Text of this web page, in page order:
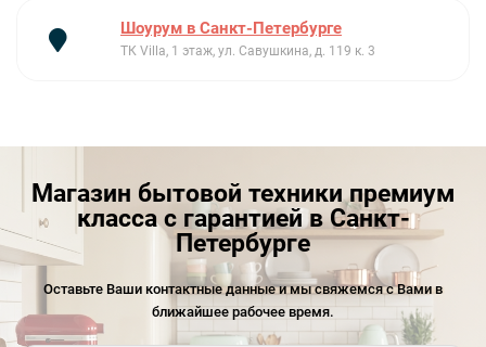
Защита от протечек
9 программ работы
Шоурум в Санкт-Петербурге
ТК Villa, 1 этаж, ул. Савушкина, д. 119 к. 3
Магазин бытовой техники премиум
класса с гарантией в Санкт-
Петербурге
Оставьте Ваши контактные данные и мы свяжемся с Вами в
ближайшее рабочее время.